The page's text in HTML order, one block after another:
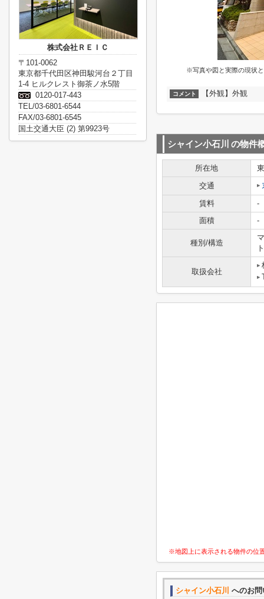
※写真や図と実際の現状
コメント 【外観】外観
シャイン小石川 の物件
所在地
交通
賃料
-
面積
-
種別/構造
ト
取扱会社
※地図上に表示される物件の位
シャイン小石川 へのお
株式会社ＲＥＩＣ
〒101-0062
東京都千代田区神田駿河台２丁目
1-4 ヒルクレスト御茶ノ水5階
0120-017-443
TEL/03-6801-6544
FAX/03-6801-6545
国土交通大臣 (2) 第9923号